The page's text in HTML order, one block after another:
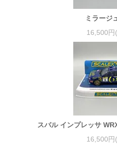
ミラージ
16,500円
スバル インプレッサ
16,500円